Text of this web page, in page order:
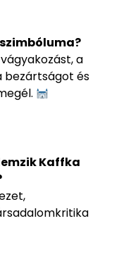
a
bezártságot és
Kaffka